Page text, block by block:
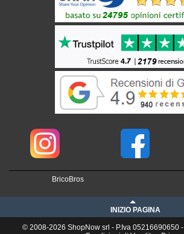
BricoBros
INIZIO PAGINA
© 2008-2026 ShopNow srl - P.Iva 05216690650 -